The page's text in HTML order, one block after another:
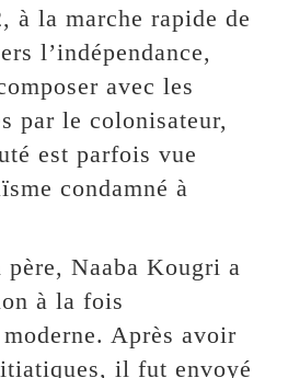
à la marche rapide de
l’indépendance,
avec les
par le colonisateur,
est parfois vue
condamné à
père, Naaba Kougri a
à la fois
Après avoir
il fut envoyé